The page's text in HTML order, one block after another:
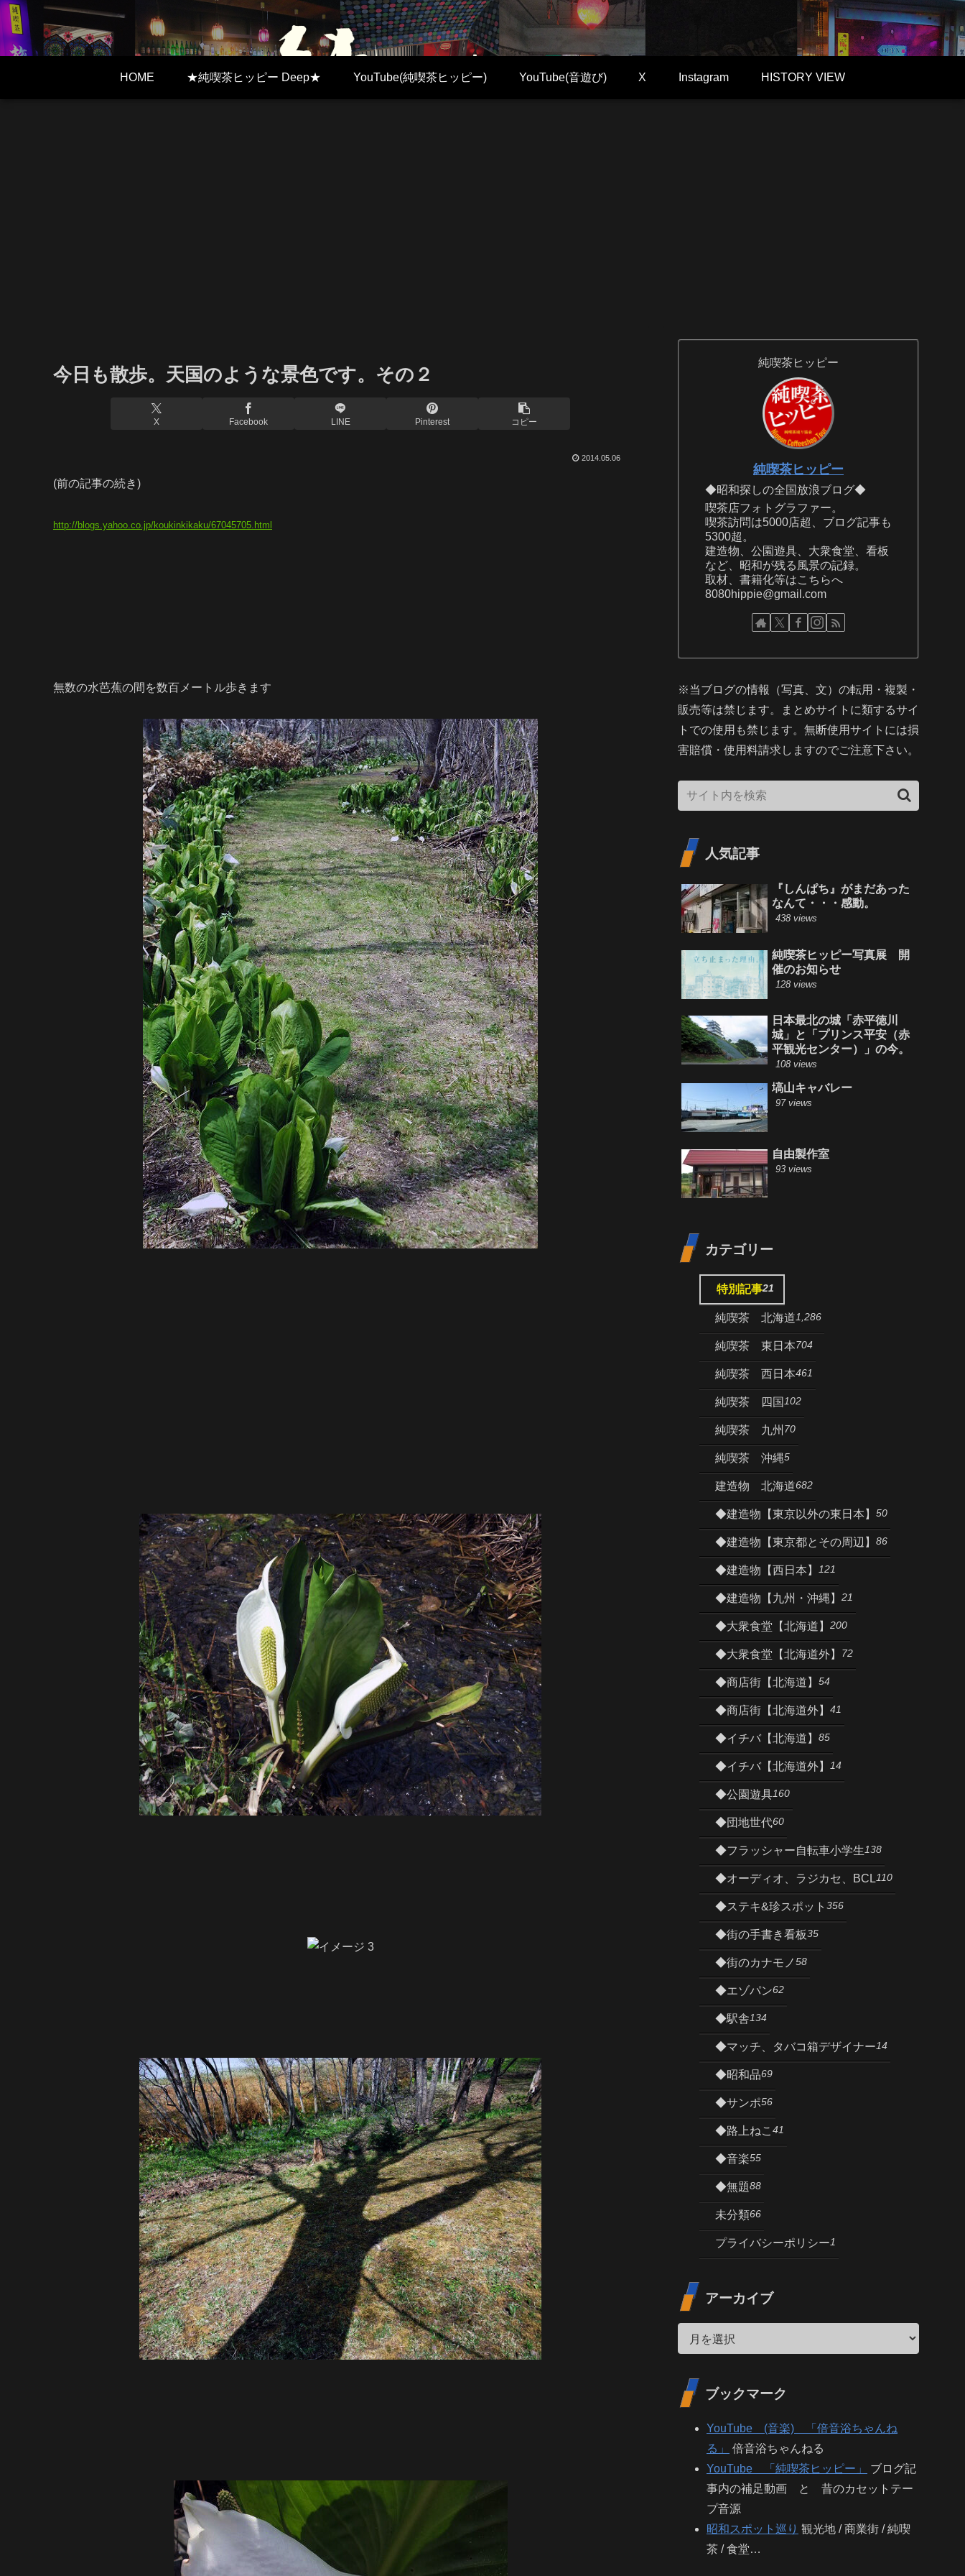
HOME ★純喫茶ヒッピー Deep★ YouTube(純喫茶ヒッピー) YouTube(音遊び) X Instagram HISTORY VIEW
今日も散歩。天国のような景色です。その２
X Facebook LINE Pinterest コピー
2014.05.06
(前の記事の続き)
http://blogs.yahoo.co.jp/koukinkikaku/67045705.html
無数の水芭蕉の間を数百メートル歩きます
純喫茶ヒッピー
純喫茶ヒッピー
◆昭和探しの全国放浪ブログ◆
喫茶店フォトグラファー。
喫茶訪問は5000店超、ブログ記事も
5300超。
建造物、公園遊具、大衆食堂、看板
など、昭和が残る風景の記録。
取材、書籍化等はこちらへ
8080hippie@gmail.com
※当ブログの情報（写真、文）の転用・複製・
販売等は禁じます。まとめサイトに類するサイ
トでの使用も禁じます。無断使用サイトには損
害賠償・使用料請求しますのでご注意下さい。
人気記事
『しんぱち』がまだあった
なんて・・・感動。
438 views
純喫茶ヒッピー写真展 開
催のお知らせ
128 views
日本最北の城「赤平徳川
城」と「プリンス平安（赤
平観光センター）」の今。
108 views
塙山キャバレー
97 views
自由製作室
93 views
カテゴリー
特別記事21
純喫茶 北海道1,286
純喫茶 東日本704
純喫茶 西日本461
純喫茶 四国 102
純喫茶 九州 70
純喫茶 沖縄5
建造物 北海道682
◆建造物【東京以外の東日本】 50
◆建造物【東京都とその周辺】 86
◆建造物【西日本】 121
◆建造物【九州・沖縄】 21
◆大衆食堂【北海道】 200
◆大衆食堂【北海道外】 72
◆商店街【北海道】 54
◆商店街【北海道外】 41
◆イチバ【北海道】 85
◆イチバ【北海道外】 14
◆公園遊具160
◆団地世代60
◆フラッシャー自転車小学生138
◆オーディオ、ラジカセ、BCL110
◆ステキ&珍スポット 356
◆街の手書き看板35
◆街のカナモノ58
◆エゾパン62
◆駅舎134
◆マッチ、タバコ箱デザイナー14
◆昭和品69
◆サンポ56
◆路上ねこ 41
◆音楽55
◆無題88
未分類66
プライバシーポリシー1
アーカイブ
ブックマーク
YouTube (音楽) 「倍音浴ちゃんね
る」
倍音浴ちゃんねる
YouTube 「純喫茶ヒッピー」
ブログ記
事内の補足動画 と 昔のカセットテー
プ音源
昭和スポット巡り 観光地 / 商業街 / 純喫
茶 / 食堂…